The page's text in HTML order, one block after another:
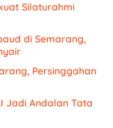
Silaturahmi
di Semarang,
Persinggahan
Jadi Andalan Tata